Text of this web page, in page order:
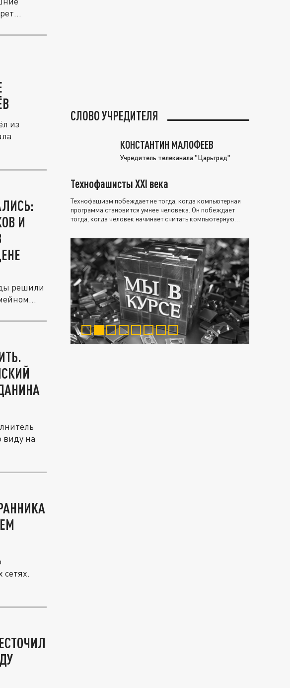
из
И
решили
на
сетях.
СЛОВО УЧРЕДИТЕЛЯ
КОНСТАНТИН МАЛОФЕЕВ
Учредитель телеканала "Царьград"
Технофашисты XXI века
Технофашизм побеждает не тогда, когда компьютерная
программа становится умнее человека. Он побеждает
тогда, когда человек начинает считать компьютерную